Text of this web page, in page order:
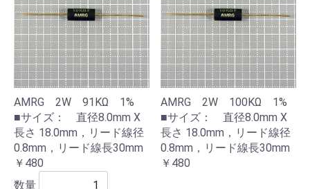
AMRG 2W 91KΩ 1%
■サイズ： 直径8.0mm X
長さ 18.0mm，リード線径
0.8mm，リード線長30mm
￥480
数量
AMRG 2W 100KΩ 1%
■サイズ： 直径8.0mm X
長さ 18.0mm，リード線径
0.8mm，リード線長30mm
￥480